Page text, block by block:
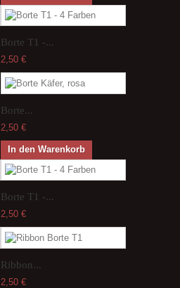
Borte T1 -...
2,50 €
Borte...
2,50 €
In den Warenkorb
Borte T1 -...
2,50 €
Ribbon...
2,50 €